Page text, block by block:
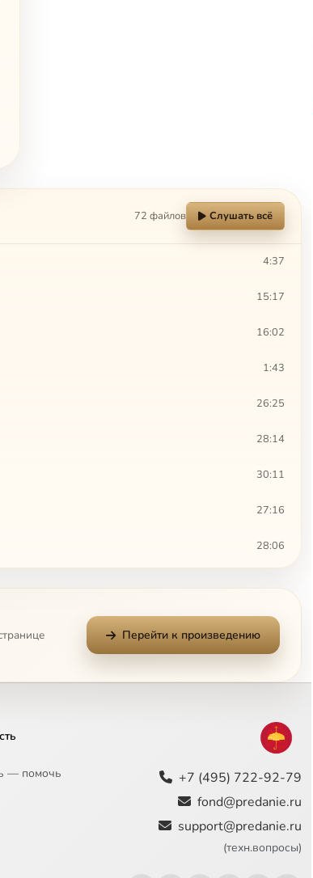
72 файлов Слушать всё
4:37
15:17
16:02
1:43
26:25
28:14
30:11
27:16
28:06
19:41
3:03
2:29
3:35
1:30
17:26
1:51
Перейти к произведению
— помочь
+7 (495) 722-92-79
fond@predanie.ru
support@predanie.ru
(техн.вопросы)